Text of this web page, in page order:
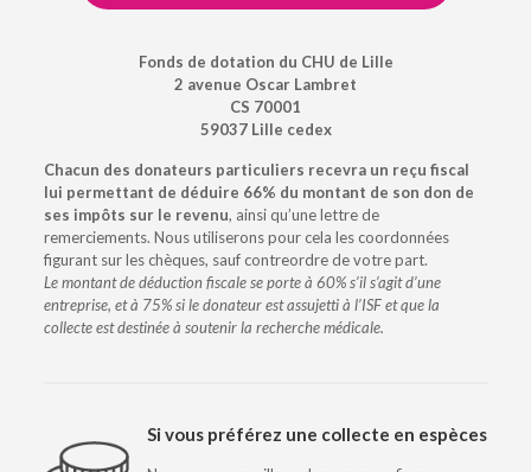
Fonds de dotation du CHU de Lille
2 avenue Oscar Lambret
CS 70001
59037 Lille cedex
Chacun des donateurs particuliers recevra un reçu fiscal
lui permettant de déduire 66% du montant de son don de
ses impôts sur le revenu, ainsi qu’une lettre de
remerciements. Nous utiliserons pour cela les coordonnées
figurant sur les chèques, sauf contreordre de votre part.
Le montant de déduction fiscale se porte à 60% s’il s’agit d’une
entreprise, et à 75% si le donateur est assujetti à l’ISF et que la
collecte est destinée à soutenir la recherche médicale.
Si vous préférez une collecte en espèces